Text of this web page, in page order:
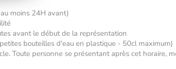
moins 24H avant)
avant le début de la représentation
bouteilles d'eau en plastique - 50cl maximum)
Toute personne se présentant après cet horaire,